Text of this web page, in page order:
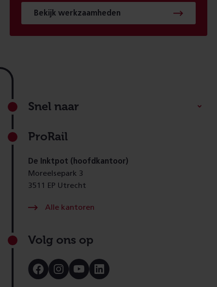
Bekijk werkzaamheden
Footer
Snel naar
ProRail
De Inktpot (hoofdkantoor)
Moreelsepark 3
3511 EP Utrecht
Alle kantoren
Volg ons op
Bezoek
onze
Bezoek
onze
Bezoek
onze
Bezoek
onze